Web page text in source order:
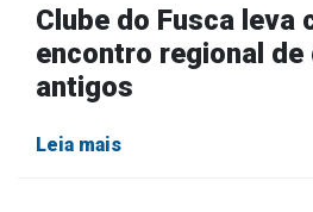
Clube do Fusca leva
encontro regional de
antigos
Leia mais